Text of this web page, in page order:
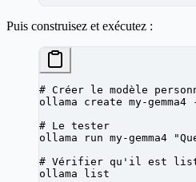
Puis construisez et exécutez :
# Créer le modèle
ollama create my-gemma4
# Le tester
ollama run my-gemma4
# Vérifier qu'il est
ollama list